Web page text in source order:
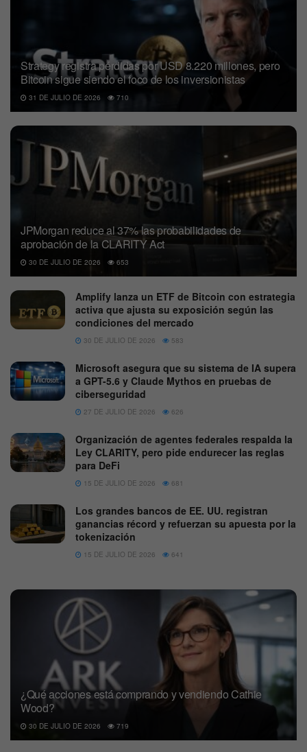
Strategy registra pérdidas por USD 8.220 millones, pero
Bitcoin sigue siendo el foco de los inversionistas
31 DE JULIO DE 2026 710
JPMorgan reduce al 37% las probabilidades de
aprobación de la CLARITY Act
30 DE JULIO DE 2026 653
Amplify lanza un ETF de Bitcoin con estrategia
activa que ajusta su exposición según las
condiciones del mercado
30 DE JULIO DE 2026 583
Microsoft asegura que su sistema de IA supera
a GPT-5.6 y Claude Mythos en pruebas de
ciberseguridad
27 DE JULIO DE 2026 626
Organización de agentes federales respalda la
Ley CLARITY, pero pide endurecer las reglas
para DeFi
15 DE JULIO DE 2026 681
Los grandes bancos de EE. UU. registran
ganancias récord y refuerzan su apuesta por la
tokenización
15 DE JULIO DE 2026 641
¿Qué acciones está comprando y vendiendo Cathie
Wood?
30 DE JULIO DE 2026 719